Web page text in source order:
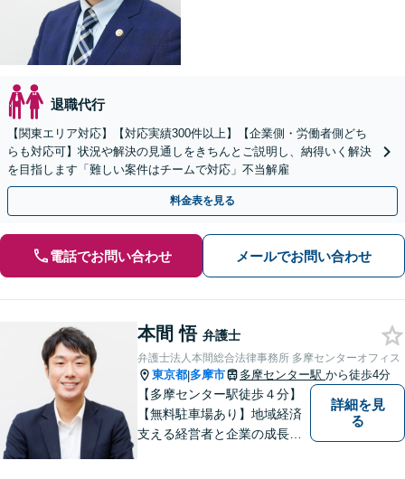
退職代行
【関東エリア対応】【対応実績300件以上】【企業側・労働者側どち
らも対応可】状況や解決の見通しをきちんとご説明し、納得いく解決
を目指します「難しい案件はチームで対応」不当解雇
料金表を見る
電話でお問い合わせ メールでお問い合わせ
本間 悟 弁護士
弁護士法人本間総合法律事務所 多摩センターオフィス
東京都|多摩市 多摩センター駅 から徒歩4分
【多摩センター駅徒歩４分】
【無料駐車場あり】地域経済
支える経営者と企業の成長を
詳細を見
る